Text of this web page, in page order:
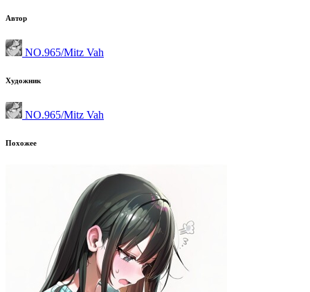
Автор
NO.965/Mitz Vah
Художник
NO.965/Mitz Vah
Похожее